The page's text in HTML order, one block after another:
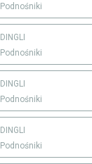
Podnośniki
DINGLI
Podnośniki
DINGLI
Podnośniki
DINGLI
Podnośniki